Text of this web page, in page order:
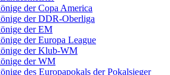
der Copa America
der DDR-Oberliga
der EM
der Europa League
der Klub-WM
der WM
des Europapokals der Pokalsieger